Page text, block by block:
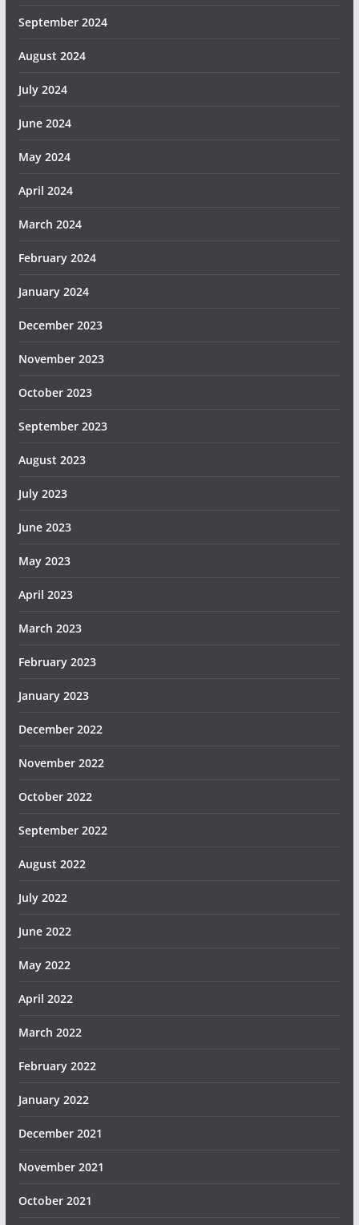
September 2024
August 2024
July 2024
June 2024
May 2024
April 2024
March 2024
February 2024
January 2024
December 2023
November 2023
October 2023
September 2023
August 2023
July 2023
June 2023
May 2023
April 2023
March 2023
February 2023
January 2023
December 2022
November 2022
October 2022
September 2022
August 2022
July 2022
June 2022
May 2022
April 2022
March 2022
February 2022
January 2022
December 2021
November 2021
October 2021